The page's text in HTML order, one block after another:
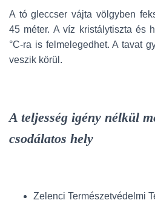
A tó gleccser vájta völgyben
45 méter. A víz kristálytiszta és
°C-ra is felmelegedhet. A tavat
veszik körül.
A teljesség igény nélkül
csodálatos hely
Zelenci Természetvédelmi